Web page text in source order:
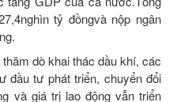
tỷ đồngvà nộp ngân
dò khai thác dầu khí, các
đầu tư phát triển, chuyển đổi
và giá trị lao động vẫn triển